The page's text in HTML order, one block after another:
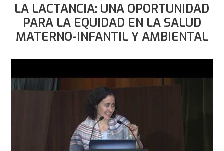
LA LACTANCIA: UNA OPORTUNIDAD
PARA LA EQUIDAD EN LA SALUD
MATERNO-INFANTIL Y AMBIENTAL